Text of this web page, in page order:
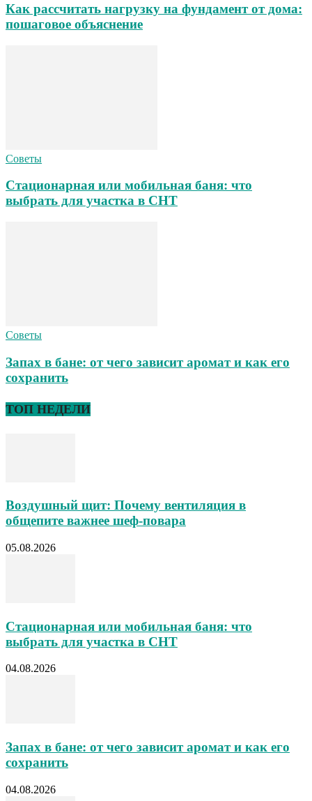
Как рассчитать нагрузку на фундамент от дома:
пошаговое объяснение
Советы
Стационарная или мобильная баня: что
выбрать для участка в СНТ
Советы
Запах в бане: от чего зависит аромат и как его
сохранить
ТОП НЕДЕЛИ
Воздушный щит: Почему вентиляция в
общепите важнее шеф-повара
05.08.2026
Стационарная или мобильная баня: что
выбрать для участка в СНТ
04.08.2026
Запах в бане: от чего зависит аромат и как его
сохранить
04.08.2026